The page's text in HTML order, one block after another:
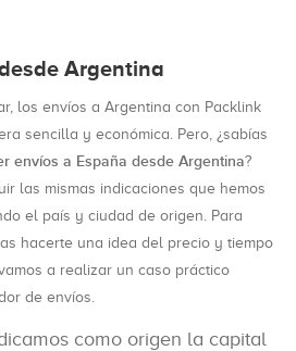
Argentina
los envíos a Argentina con Packlink
sencilla y económica. Pero, ¿sabías
envíos a España desde Argentina?
las mismas indicaciones que hemos
el país y ciudad de origen. Para
hacerte una idea del precio y tiempo
a realizar un caso práctico
de envíos.
como origen la capital